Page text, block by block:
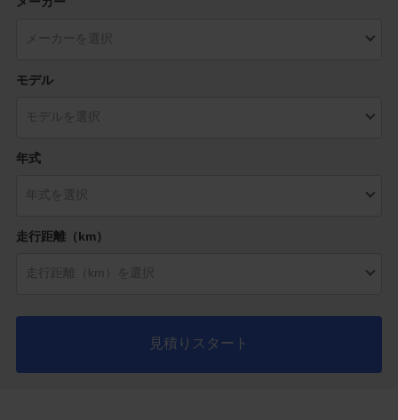
モデル
年式
走行距離（km）
見積りスタート